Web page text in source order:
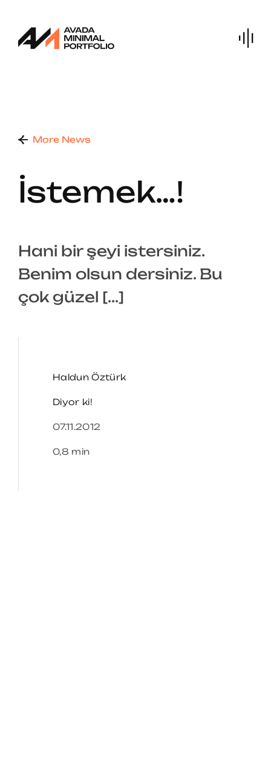
content
İstemek…!
Haldun Öztürk
Diyor ki!
07.11.2012
0,8 min
More News
Hani bir şeyi istersiniz.
Benim olsun dersiniz. Bu
çok güzel [...]